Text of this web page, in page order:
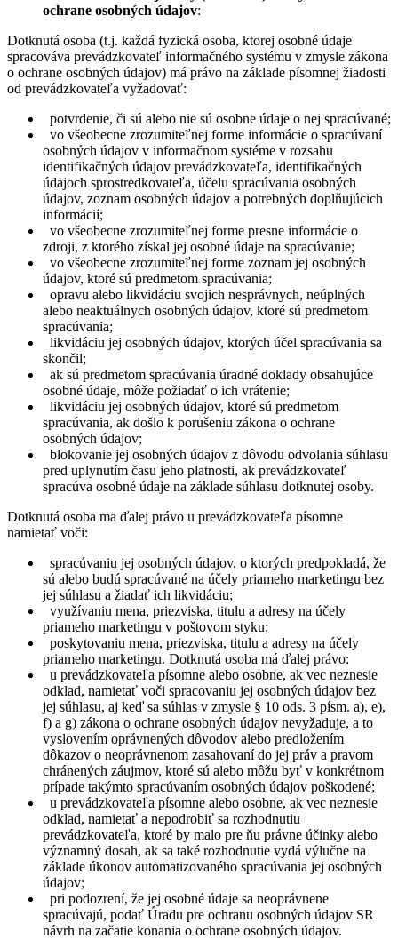
ochrane osobných údajov:
Dotknutá osoba (t.j. každá fyzická osoba, ktorej osobné údaje
spracováva prevádzkovateľ informačného systému v zmysle zákona
o ochrane osobných údajov) má právo na základe písomnej žiadosti
od prevádzkovateľa vyžadovať:
potvrdenie, či sú alebo nie sú osobne údaje o nej spracúvané;
vo všeobecne zrozumiteľnej forme informácie o spracúvaní
osobných údajov v informačnom systéme v rozsahu
identifikačných údajov prevádzkovateľa, identifikačných
údajoch sprostredkovateľa, účelu spracúvania osobných
údajov, zoznam osobných údajov a potrebných doplňujúcich
informácií;
vo všeobecne zrozumiteľnej forme presne informácie o
zdroji, z ktorého získal jej osobné údaje na spracúvanie;
vo všeobecne zrozumiteľnej forme zoznam jej osobných
údajov, ktoré sú predmetom spracúvania;
opravu alebo likvidáciu svojich nesprávnych, neúplných
alebo neaktuálnych osobných údajov, ktoré sú predmetom
spracúvania;
likvidáciu jej osobných údajov, ktorých účel spracúvania sa
skončil;
ak sú predmetom spracúvania úradné doklady obsahujúce
osobné údaje, môže požiadať o ich vrátenie;
likvidáciu jej osobných údajov, ktoré sú predmetom
spracúvania, ak došlo k porušeniu zákona o ochrane
osobných údajov;
blokovanie jej osobných údajov z dôvodu odvolania súhlasu
pred uplynutím času jeho platnosti, ak prevádzkovateľ
spracúva osobné údaje na základe súhlasu dotknutej osoby.
Dotknutá osoba ma ďalej právo u prevádzkovateľa písomne
namietať voči:
spracúvaniu jej osobných údajov, o ktorých predpokladá, že
sú alebo budú spracúvané na účely priameho marketingu bez
jej súhlasu a žiadať ich likvidáciu;
využívaniu mena, priezviska, titulu a adresy na účely
priameho marketingu v poštovom styku;
poskytovaniu mena, priezviska, titulu a adresy na účely
priameho marketingu. Dotknutá osoba má ďalej právo:
u prevádzkovateľa písomne alebo osobne, ak vec neznesie
odklad, namietať voči spracovaniu jej osobných údajov bez
jej súhlasu, aj keď sa súhlas v zmysle § 10 ods. 3 písm. a), e),
f) a g) zákona o ochrane osobných údajov nevyžaduje, a to
vyslovením oprávnených dôvodov alebo predložením
dôkazov o neoprávnenom zasahovaní do jej práv a pravom
chránených záujmov, ktoré sú alebo môžu byť v konkrétnom
prípade takýmto spracúvaním osobných údajov poškodené;
u prevádzkovateľa písomne alebo osobne, ak vec neznesie
odklad, namietať a nepodrobiť sa rozhodnutiu
prevádzkovateľa, ktoré by malo pre ňu právne účinky alebo
významný dosah, ak sa také rozhodnutie vydá výlučne na
základe úkonov automatizovaného spracúvania jej osobných
údajov;
pri podozrení, že jej osobné údaje sa neoprávnene
spracúvajú, podať Úradu pre ochranu osobných údajov SR
návrh na začatie konania o ochrane osobných údajov.